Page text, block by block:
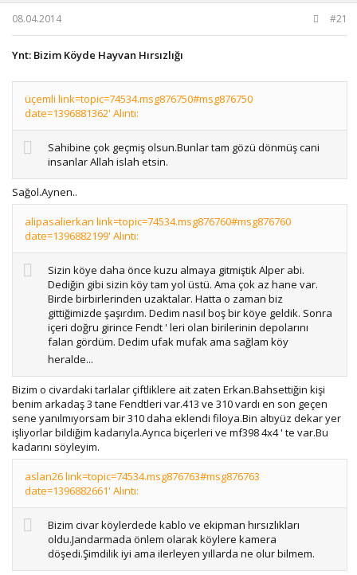
b
a
ş
a
ı
t
a
r
i
08.04.2014 #21
Ynt: Bizim Köyde Hayvan Hırsızlığı
üçemli link=topic=74534.msg876750#msg876750
date=1396881362' Alıntı:
Sahibine çok geçmiş olsun.Bunlar tam gözü dönmüş cani
insanlar Allah islah etsin.
Sağol.Aynen..
alipasalierkan link=topic=74534.msg876760#msg876760
date=1396882199' Alıntı:
Sizin köye daha önce kuzu almaya gitmiştik Alper abi.
Dediğin gibi sizin köy tam yol üstü. Ama çok az hane var.
Birde birbirlerinden uzaktalar. Hatta o zaman biz
gittiğimizde şaşırdım. Dedim nasıl boş bir köye geldik. Sonra
içeri doğru girince Fendt ' leri olan birilerinin depolarını
falan gördüm. Dedim ufak mufak ama sağlam köy
heralde...
Bizim o civardaki tarlalar çiftliklere ait zaten Erkan.Bahsettiğin kişi
benim arkadaş 3 tane Fendtleri var.413 ve 310 vardı en son geçen
sene yanılmıyorsam bir 310 daha eklendi filoya.Bin altıyüz dekar yer
işliyorlar bildiğim kadarıyla.Ayrıca biçerleri ve mf398 4x4 ' te var.Bu
kadarını söyleyim.
aslan26 link=topic=74534.msg876763#msg876763
date=1396882661' Alıntı:
Bizim civar köylerdede kablo ve ekipman hırsızlıkları
oldu.Jandarmada önlem olarak köylere kamera
döşedi.Şimdilik iyi ama ilerleyen yıllarda ne olur bilmem.